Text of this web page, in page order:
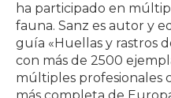
ha participado en
fauna. Sanz es autor y
guía «Huellas y rastros
con más de 2500
múltiples profesionales